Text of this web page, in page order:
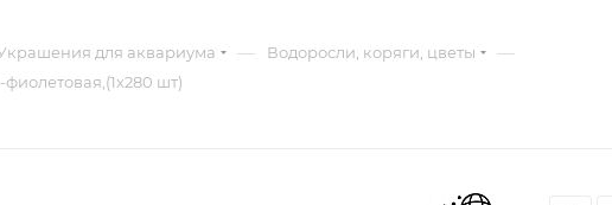
для аквариума — Водоросли, коряги, цветы —
шт)